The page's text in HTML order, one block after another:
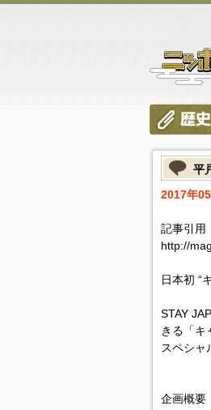
平
2017年
記事引用
http://
日本初 “
STAY
きる「キ
スペシャ
企画概要